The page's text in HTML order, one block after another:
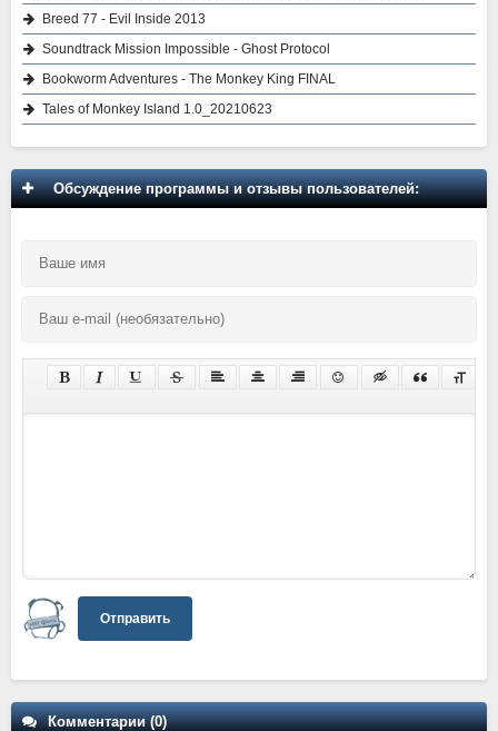
Breed 77 - Evil Inside 2013
Soundtrack Mission Impossible - Ghost Protocol
Bookworm Adventures - The Monkey King FINAL
Tales of Monkey Island 1.0_20210623
Обсуждение программы и отзывы пользователей:
Отправить
Комментарии (0)